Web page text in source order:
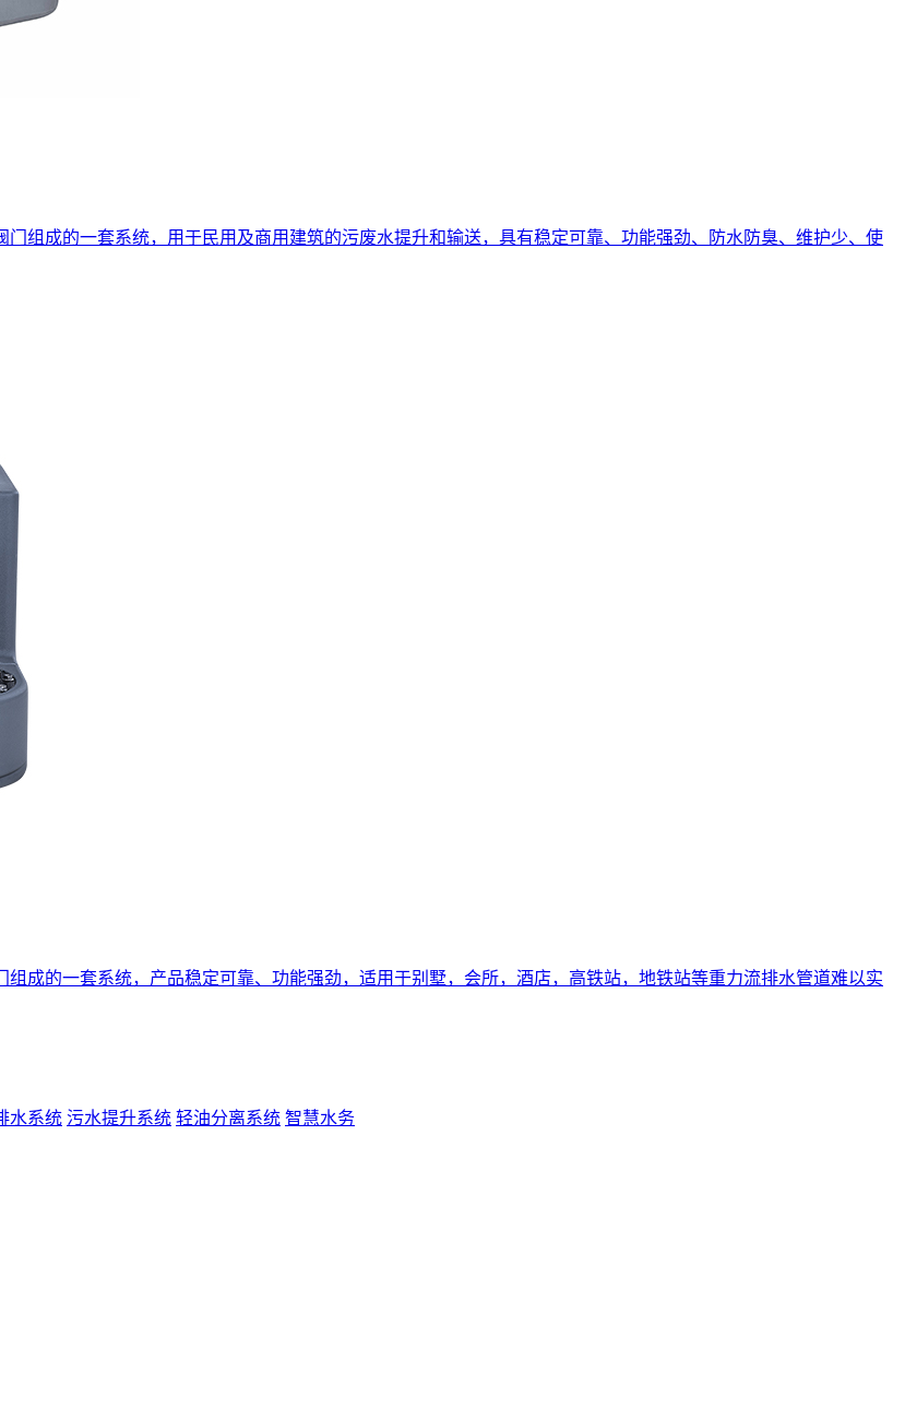
组成的一套系统，用于民用及商用建筑的污废水提升和输送，具有稳定可靠、功能强劲、防水防臭、维护少、使
成的一套系统，产品稳定可靠、功能强劲，适用于别墅，会所，酒店，高铁站，地铁站等重力流排水管道难以实
水系统 污水提升系统 轻油分离系统 智慧水务